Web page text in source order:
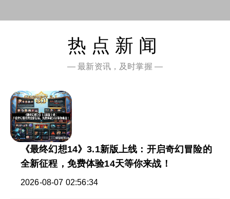
热点新闻
— 最新资讯，及时掌握 —
《最终幻想14》3.1新版上线：开启奇幻冒险的
全新征程，免费体验14天等你来战！
2026-08-07 02:56:34